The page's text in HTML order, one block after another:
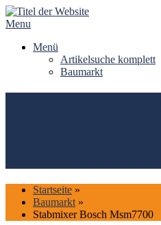
Skip
to
Menu
Menü
Artikelsuche komplett
Baumarkt
Startseite »
Baumarkt »
Stabmixer Bosch Msm7700